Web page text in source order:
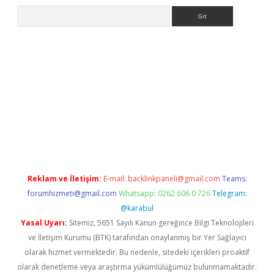
Reklam ve İletişim: E-mail: backlinkpaneli@gmail.com Teams:
forumhizmeti@gmail.com Whatsapp: 0262 606 0 726 Telegram:
@karabul
Yasal Uyarı: Sitemiz, 5651 Sayılı Kanun gereğince Bilgi Teknolojileri
ve İletişim Kurumu (BTK) tarafından onaylanmış bir Yer Sağlayıcı
olarak hizmet vermektedir. Bu nedenle, sitedeki içerikleri proaktif
olarak denetleme veya araştırma yükümlülüğümüz bulunmamaktadır.